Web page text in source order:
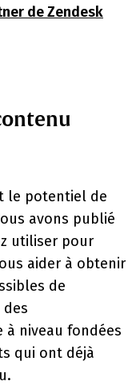
de Zendesk
le potentiel de
avons publié
utiliser pour
aider à obtenir
de
à niveau fondées
qui ont déjà